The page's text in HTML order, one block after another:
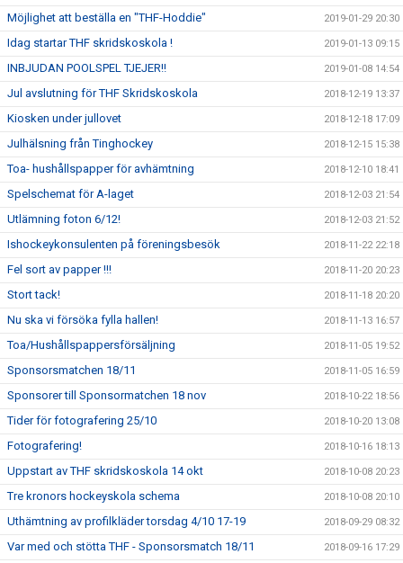
Möjlighet att beställa en "THF-Hoddie" 2019-01-29 20:30
Idag startar THF skridskoskola ! 2019-01-13 09:15
INBJUDAN POOLSPEL TJEJER!! 2019-01-08 14:54
Jul avslutning för THF Skridskoskola 2018-12-19 13:37
Kiosken under jullovet 2018-12-18 17:09
Julhälsning från Tinghockey 2018-12-15 15:38
Toa- hushållspapper för avhämtning 2018-12-10 18:41
Spelschemat för A-laget 2018-12-03 21:54
Utlämning foton 6/12! 2018-12-03 21:52
Ishockeykonsulenten på föreningsbesök 2018-11-22 22:18
Fel sort av papper !!! 2018-11-20 20:23
Stort tack! 2018-11-18 20:20
Nu ska vi försöka fylla hallen! 2018-11-13 16:57
Toa/Hushållspappersförsäljning 2018-11-05 19:52
Sponsorsmatchen 18/11 2018-11-05 16:59
Sponsorer till Sponsormatchen 18 nov 2018-10-22 18:56
Tider för fotografering 25/10 2018-10-20 13:08
Fotografering! 2018-10-16 18:13
Uppstart av THF skridskoskola 14 okt 2018-10-08 20:23
Tre kronors hockeyskola schema 2018-10-08 20:10
Uthämtning av profilkläder torsdag 4/10 17-19 2018-09-29 08:32
Var med och stötta THF - Sponsorsmatch 18/11 2018-09-16 17:29